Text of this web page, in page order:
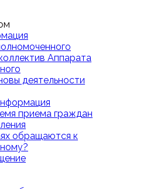
Аппарата
деятельности
приема граждан
обращаются к